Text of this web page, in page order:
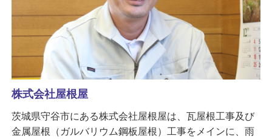
株式会社屋根屋
茨城県守谷市にある株式会社屋根屋は、瓦屋根工事及び
金属屋根（ガルバリウム鋼板屋根）工事をメインに、雨